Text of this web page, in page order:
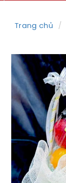
Trang chủ